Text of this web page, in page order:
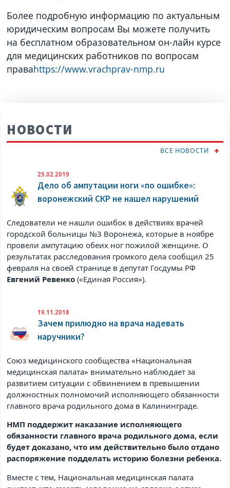
Более подробную информацию по актуальным
юридическим вопросам Вы можете получить
на бесплатном образовательном он-лайн курсе
для медицинских работников по вопросам
праваhttps://www.vrachprav-nmp.ru
НОВОСТИ
ВСЕ НОВОСТИ
25.02.2019
Дело об ампутации ноги «по ошибке»:
воронежский СКР не нашел нарушений
Следователи не нашли ошибок в действиях врачей
городской больницы №3 Воронежа, которые в ноябре
провели ампутацию обеих ног пожилой женщине. О
результатах расследования громкого дела сообщил 25
февраля на своей странице в депутат Госдумы РФ
Евгений Ревенко(«Единая Россия»).
19.11.2018
Зачем прилюдно на врача надевать
наручники?
Союз медицинского сообщества «Национальная
медицинская палата» внимательно наблюдает за
развитием ситуации с обвинением в превышении
должностных полномочий исполняющего обязанности
главного врача родильного дома в Калининграде.
НМП поддержит наказание исполняющего
обязанности главного врача родильного дома, если
будет доказано, что им действительно было отдано
распоряжение подделать историю болезни ребенка.
Вместе с тем, Национальная медицинская палата